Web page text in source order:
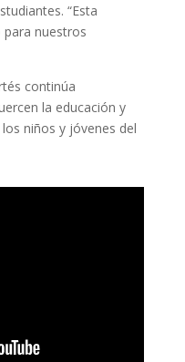
“Esta
nuestros
continúa
la educación y
niños y jóvenes del